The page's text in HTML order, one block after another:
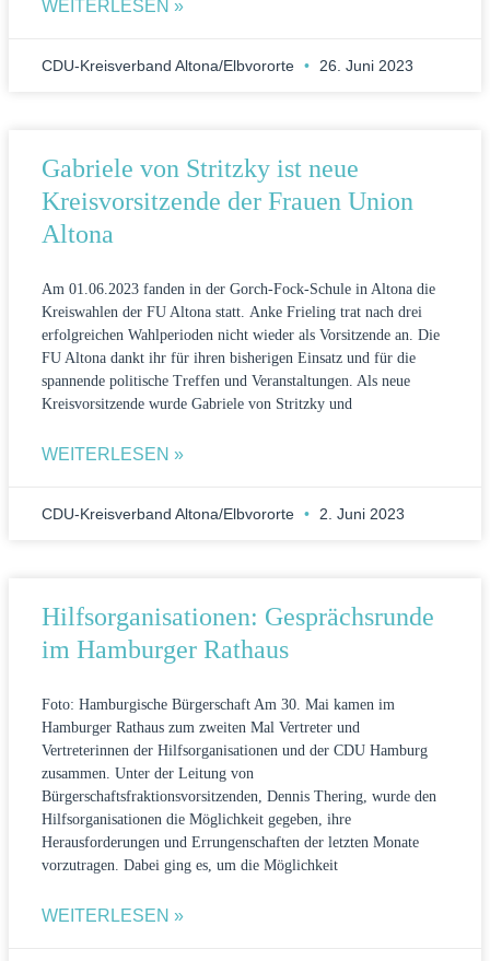
WEITERLESEN »
CDU-Kreisverband Altona/Elbvororte 26. Juni 2023
Gabriele von Stritzky ist neue
Kreisvorsitzende der Frauen Union
Altona
Am 01.06.2023 fanden in der Gorch-Fock-Schule in Altona die
Kreiswahlen der FU Altona statt. Anke Frieling trat nach drei
erfolgreichen Wahlperioden nicht wieder als Vorsitzende an. Die
FU Altona dankt ihr für ihren bisherigen Einsatz und für die
spannende politische Treffen und Veranstaltungen. Als neue
Kreisvorsitzende wurde Gabriele von Stritzky und
WEITERLESEN »
CDU-Kreisverband Altona/Elbvororte 2. Juni 2023
Hilfsorganisationen: Gesprächsrunde
im Hamburger Rathaus
Foto: Hamburgische Bürgerschaft Am 30. Mai kamen im
Hamburger Rathaus zum zweiten Mal Vertreter und
Vertreterinnen der Hilfsorganisationen und der CDU Hamburg
zusammen. Unter der Leitung von
Bürgerschaftsfraktionsvorsitzenden, Dennis Thering, wurde den
Hilfsorganisationen die Möglichkeit gegeben, ihre
Herausforderungen und Errungenschaften der letzten Monate
vorzutragen. Dabei ging es, um die Möglichkeit
WEITERLESEN »